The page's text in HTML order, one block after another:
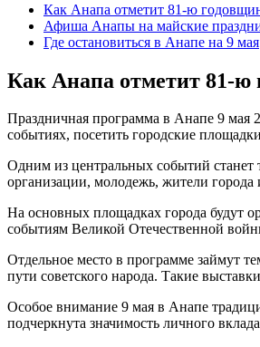
Как Анапа отметит 81-ю
Афиша Анапы на майские
Где остановиться в Анапе на 9 мая
Как Анапа отметит 81-
Праздничная программа в Анапе 9 мая
событиях, посетить городские
Одним из центральных событий станет
организации, молодежь, жители города
На основных площадках города будут
событиям Великой Отечественной
Отдельное место в программе займут
пути советского народа. Такие
Особое внимание 9 мая в Анапе
подчеркнута значимость личного